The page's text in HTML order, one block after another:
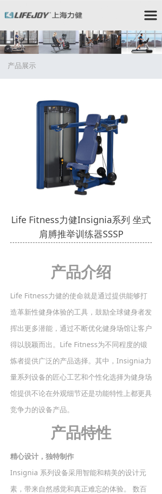
끀
驰跑步机/StarTrac跑步机/星驰健身器材/赛佰斯/赛佰斯
跑步机/CYBEX/赛佰斯健身器材/力健器械/力健
机/Lifefitness健身器材/时保雅跑步机/SportsArt跑步机/
时保雅健身器材/时保雅康复器材/时保雅康复设备
Life Fitness力健Insignia系列 坐式
肩膊推举训练器SSSP
产品介绍
Life Fitness力健的使命就是通过提供能够打
造革新性健身体验的工具，鼓励全球健身者发
挥出更多潜能，通过不断优化健身场馆让客户
得以脱颖而出。Life Fitness为不同程度的锻
炼者提供广泛的产品选择。其中，Insignia力
量系列设备的匠心工艺和个性化选择为健身场
馆提供不论在外观细节还是功能特性上都更具
竞争力的设备产品。
产品特性
精心设计，独特制作
Insignia 系列设备采用智能和精美的设计元
素，带来自然感觉和真正难忘的体验。 数百
产品展示